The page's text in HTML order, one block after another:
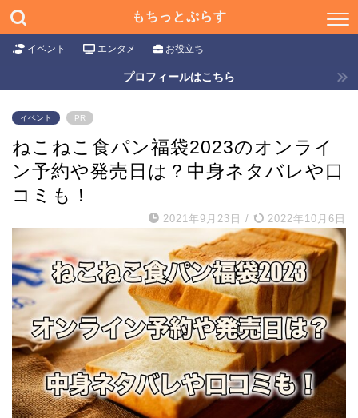
もちっとぷらす
イベント エンタメ お役立ち
プロフィールはこちら
イベント PR
ねこねこ食パン福袋2023のオンライ
ン予約や発売日は？中身ネタバレや口
コミも！
2021年9月23日 / 2022年10月6日